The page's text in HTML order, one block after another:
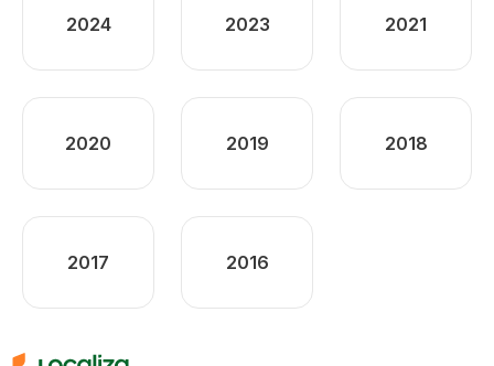
2024 2023 2021
2020 2019 2018
2017 2016